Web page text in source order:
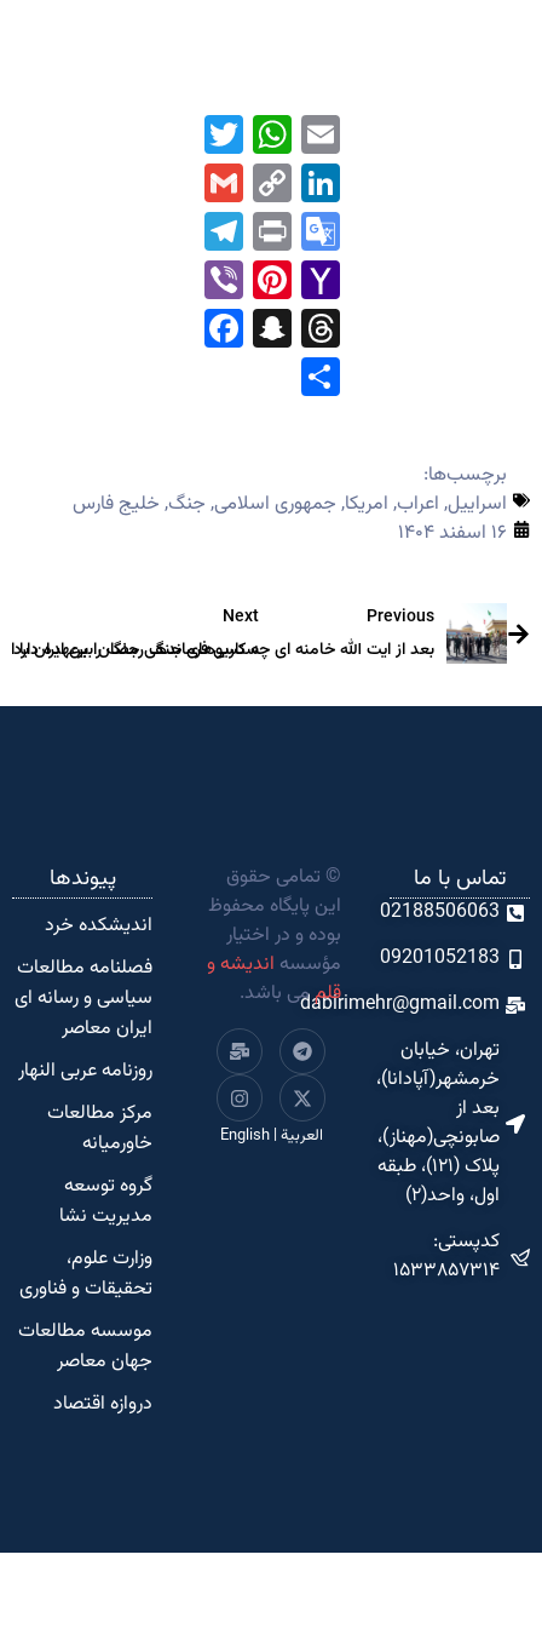
Email
WhatsApp
Twitter
LinkedIn
Copy
Link
Gmail
Google
Translate
Print
Telegram
Yahoo
Mail
Pinterest
Viber
Threads
Snapchat
Facebook
Share
برچسب‌ها:
اسراییل,اعراب,امریکا,جمهوری اسلامی,جنگ,خلیج فارس
۱۶ اسفند ۱۴۰۴
Previous
بعد از ایت الله خامنه ای چه کسی فرماندهی جنگ را برعهده دارد؟
Next
سناریوهای جنگ رمضان بین ایران با
تماس با ما
02188506063
09201052183
dabirimehr@gmail.com
تهران، خیابان
خرمشهر(آپادانا)،
بعد از
صابونچی(مهناز)،
پلاک (۱۲۱)، طبقه
اول، واحد(۲)
کدپستی:
۱۵۳۳۸۵۷۳۱۴
© تمامی حقوق
این پایگاه محفوظ
بوده و در اختیار
مؤسسه اندیشه و
قلممی باشد.
العربية|
English
پیوندها
اندیشکده‌ خرد
فصلنامه مطالعات
سیاسی و رسانه ای
ایران معاصر
روزنامه عربی النهار
مرکز مطالعات
خاورمیانه
گروه توسعه
مدیریت نشا
وزارت علوم،
تحقیقات و فناوری
موسسه مطالعات
جهان معاصر
دروازه اقتصاد